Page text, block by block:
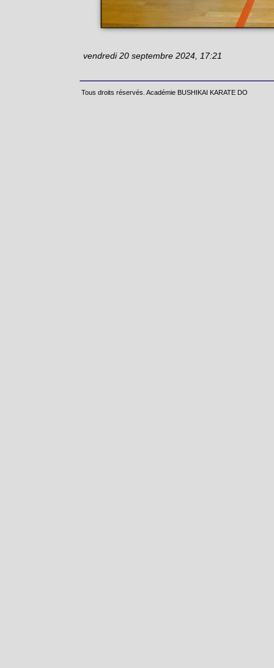
vendredi 20 septembre 2024, 17:21
Tous droits réservés. Académie BUSHIKAI KARATE DO